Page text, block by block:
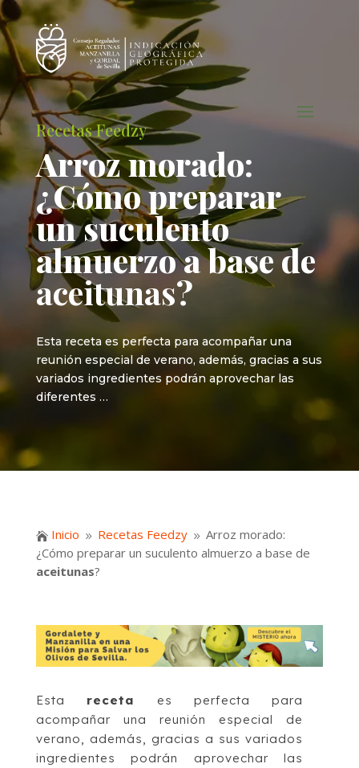
Recetas Feedzy
Arroz morado:
¿Cómo preparar
un suculento
almuerzo a base de
aceitunas?
Esta receta es perfecta para acompañar una
reunión especial de verano, además, gracias a sus
variados ingredientes podrán aprovechar las
diferentes …
 Inicio 9 Recetas Feedzy 9 Arroz morado:
¿Cómo preparar un suculento almuerzo a base de
aceitunas?
Esta receta
es perfecta para
acompañar una reunión especial de
verano, además, gracias a sus variados
ingredientes podrán aprovechar las